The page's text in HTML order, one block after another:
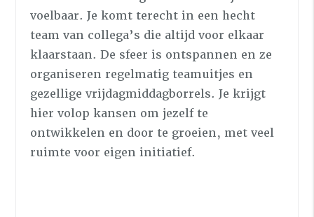
voelbaar. Je komt terecht in een hecht
team van collega’s die altijd voor elkaar
klaarstaan. De sfeer is ontspannen en ze
organiseren regelmatig teamuitjes en
gezellige vrijdagmiddagborrels. Je krijgt
hier volop kansen om jezelf te
ontwikkelen en door te groeien, met veel
ruimte voor eigen initiatief.